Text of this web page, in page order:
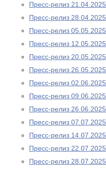
Пресс-релиз 21.04.2025
Пресс-релиз 28.04.2025
Пресс-релиз 05.05.2025
Пресс-релиз 12.05.2025
Пресс-релиз 20.05.2025
Пресс-релиз 26.05.2025
Пресс-релиз 02.06.2025
Пресс-релиз 09.06.2025
Пресс-релиз 26.06.2025
Пресс-релиз 07.07.2025
Пресс-релиз 14.07.2025
Пресс-релиз 22.07.2025
Пресс-релиз 28.07.2025